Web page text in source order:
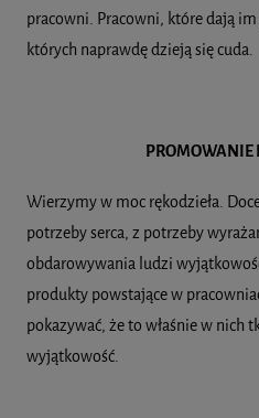
pracowni. Pracowni, które dają
których naprawdę dzieją się cuda.
PROMOWANIE
Wierzymy w moc rękodzieła.
potrzeby serca, z potrzeby
obdarowywania ludzi
produkty powstające w
pokazywać, że to właśnie w nich
wyjątkowość.